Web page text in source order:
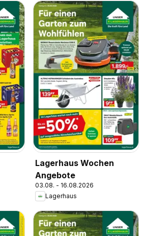
Lagerhaus Wochen
Angebote
03.08. - 16.08.2026
Lagerhaus